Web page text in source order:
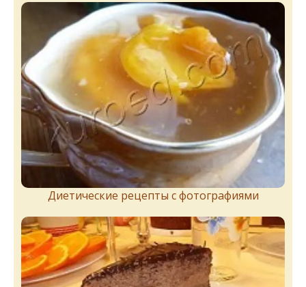
Диетические рецепты с фотографиями